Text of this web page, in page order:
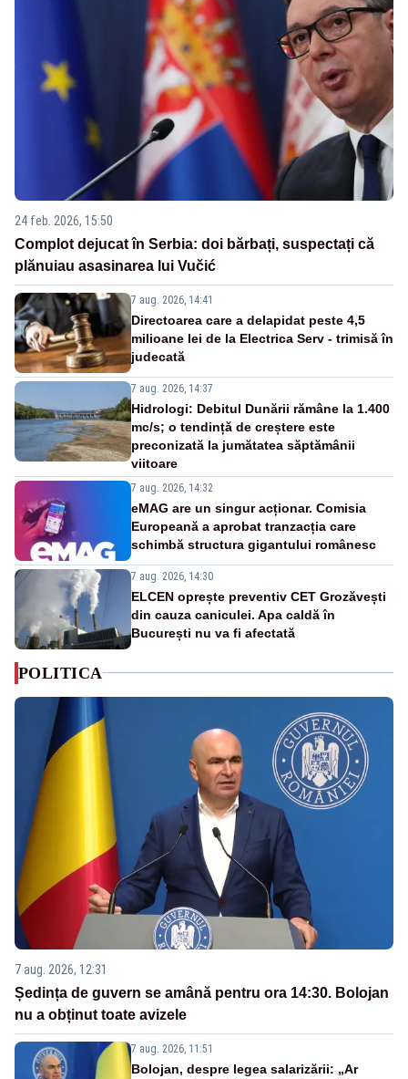
24 feb. 2026, 15:50
Complot dejucat în Serbia: doi bărbați, suspectați că
plănuiau asasinarea lui Vučić
7 aug. 2026, 14:41
Directoarea care a delapidat peste 4,5
milioane lei de la Electrica Serv - trimisă în
judecată
7 aug. 2026, 14:37
Hidrologi: Debitul Dunării rămâne la 1.400
mc/s; o tendință de creștere este
preconizată la jumătatea săptămânii
viitoare
7 aug. 2026, 14:32
eMAG are un singur acționar. Comisia
Europeană a aprobat tranzacția care
schimbă structura gigantului românesc
7 aug. 2026, 14:30
ELCEN oprește preventiv CET Grozăvești
din cauza caniculei. Apa caldă în
București nu va fi afectată
POLITICA
7 aug. 2026, 12:31
Ședința de guvern se amână pentru ora 14:30. Bolojan
nu a obținut toate avizele
7 aug. 2026, 11:51
Bolojan, despre legea salarizării: „Ar